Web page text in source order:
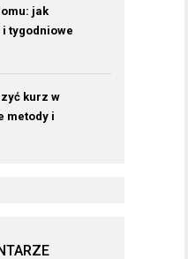
jak
tygodniowe
kurz w
metody i